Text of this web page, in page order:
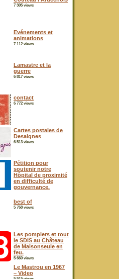
7 305 views
Evénements et
animations
7 112 views
Lamastre et la
guerre
6 817 views
contact
6 772 views
Cartes postales de
Desaignes
6 513 views
Pétition pour
soutenir notre
Hôpital de proximité
en difficulté de
gouvernance.
best of
5 768 views
Les pompiers et tout
le SDIS au Château
de Maisonseule en
feu.
5 660 views
Le Mastrou en 1967
– Video